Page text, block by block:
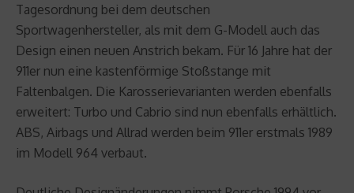
Tagesordnung bei dem deutschen
Sportwagenhersteller, als mit dem G-Modell auch das
Design einen neuen Anstrich bekam. Für 16 Jahre hat der
911er nun eine kastenförmige Stoßstange mit
Faltenbalgen. Die Karosserievarianten werden ebenfalls
erweitert: Turbo und Cabrio sind nun ebenfalls erhältlich.
ABS, Airbags und Allrad werden beim 911er erstmals 1989
im Modell 964 verbaut.